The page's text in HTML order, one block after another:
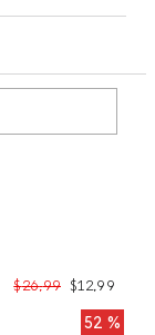
52 %
$26,99 $12,99